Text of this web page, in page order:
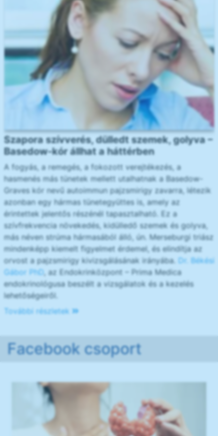
Szapora szívverés, dülledt szemek, golyva –
Basedow-kór állhat a háttérben
A fogyás, a remegés, a fokozott verejtékezés, a
hasmenés más tünetek mellett utalhatnak a Basedow-
Graves kór nevű autoimmun pajzsmirigy zavarra, létezik
azonban egy hármas tünetegyüttes is, amely az
érintettek jelentős részénél tapasztalható. Ez a
szívfrekvencia növekedés, kidülledő szemek és golyva,
más néven strúma hármasából álló, ún. Merseburgi triász
mindenképp kiemelt figyelmet érdemel, és elindítja az
orvost a pajzsmirigy kivizsgálásának irányába. Dr. Békési
Gábor PhD, az Endokrinközpont – Prima Medica
endokrinológusa beszélt a vizsgálatok és a kezelés
lehetőségeiről.
További részletek
Facebook csoport